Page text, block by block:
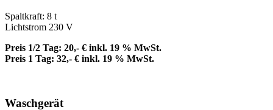
Spaltkraft: 8 t
Lichtstrom 230 V
Preis 1/2 Tag: 20,- € inkl. 19 % MwSt.
Preis 1 Tag: 32,- € inkl. 19 % MwSt.
Waschgerät